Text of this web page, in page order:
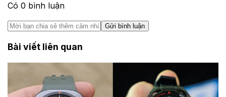
Có 0 bình luận
Gửi bình luận
Bài viết liên quan